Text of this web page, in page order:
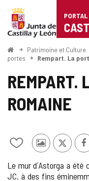
Portal
de
Turismo
de
Castilla
PORTAL
<
Accueil
Patrimoine et Culture
portes
Rempart. La
REMPART.
ROMAINE
Ajouter/retirer
contenu
de
Photos
touristes
X
Le mur d´Astorga a
JC. à des fins